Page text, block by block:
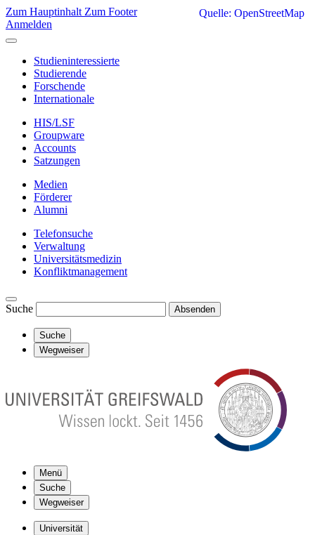
Zum Hauptinhalt Zum Footer
Anmelden
Studieninteressierte
Studierende
Forschende
Internationale
HIS/LSF
Groupware
Accounts
Satzungen
Medien
Förderer
Alumni
Telefonsuche
Verwaltung
Universitätsmedizin
Konfliktmanagement
Suche Absenden
Suche
Wegweiser
Menü
Suche
Wegweiser
Universität
Quelle: OpenStreetMap